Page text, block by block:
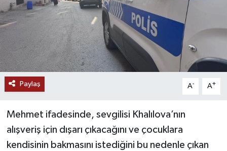
Paylaş A- A+
Mehmet ifadesinde, sevgilisi Khalılova’nın
alışveriş için dışarı çıkacağını ve çocuklara
kendisinin bakmasını istediğini bu nedenle çıkan
Haberde İnsan
Kültür Sanat
Magazin
Politika
Sağlık
Son Dakika